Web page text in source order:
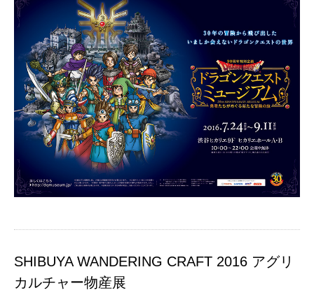
SHIBUYA WANDERING CRAFT 2016 アグリ
カルチャー物産展